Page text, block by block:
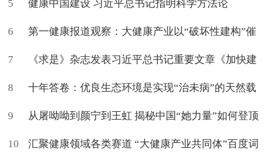
5 健康中国建设 习近平总书记指明科学方法论
6 第一健康报道观察：大健康产业以“破坏性建构”催
生新命题
7 《求是》杂志发表习近平总书记重要文章《加快建
设健康中国》
8 十年答卷：优良生态环境是实现“治未病”的天然载
体
9 从屠呦呦到颜宁到王虹 揭秘中国“她力量”如何登顶
世界
10 汇聚健康领域各类赛道 “大健康产业共同体”百度词